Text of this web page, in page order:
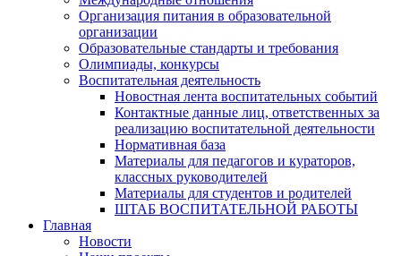
Организация питания в образовательной
организации
Образовательные стандарты и требования
Олимпиады, конкурсы
Воспитательная деятельность
Новостная лента воспитательных событий
Контактные данные лиц, ответственных за
реализацию воспитательной деятельности
Нормативная база
Материалы для педагогов и кураторов,
классных руководителей
Материалы для студентов и родителей
ШТАБ ВОСПИТАТЕЛЬНОЙ РАБОТЫ
Главная
Новости